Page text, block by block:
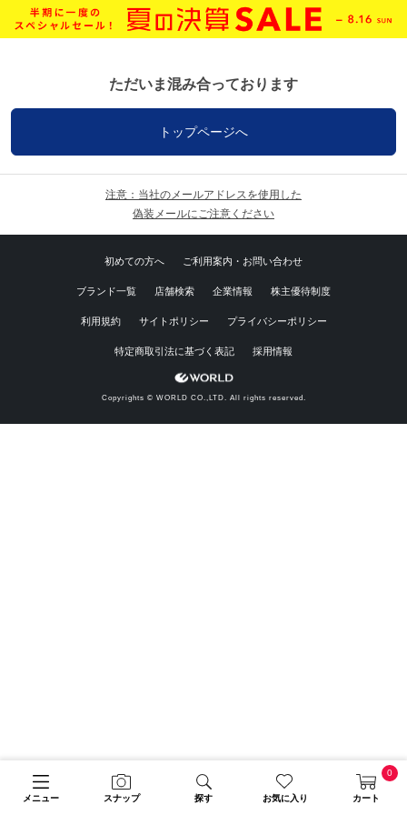
メニュー スナップ 探す お気に入り カート
0
ただいま混み合っております
トップページへ
注意：当社のメールアドレスを使用した
偽装メールにご注意ください
初めての方へ ご利用案内・お問い合わせ
ブランド一覧 店舗検索 企業情報 株主優待制度
利用規約 サイトポリシー プライバシーポリシー
特定商取引法に基づく表記 採用情報
Copyrights © WORLD CO.,LTD. All rights reserved.